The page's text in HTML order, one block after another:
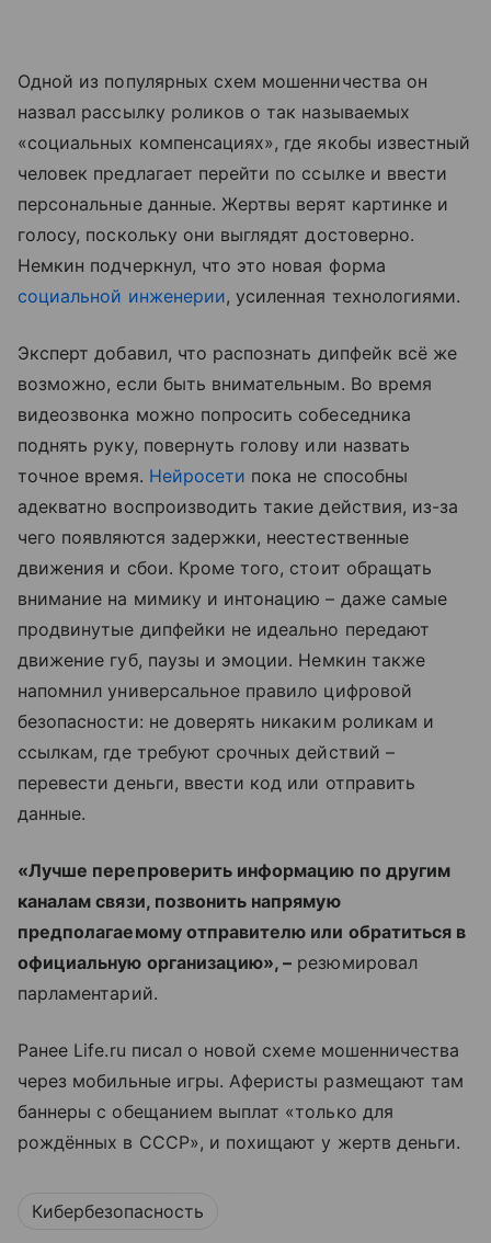
Одной из популярных схем мошенничества он
назвал рассылку роликов о так называемых
«социальных компенсациях», где якобы известный
человек предлагает перейти по ссылке и ввести
персональные данные. Жертвы верят картинке и
голосу, поскольку они выглядят достоверно.
Немкин подчеркнул, что это новая форма
социальной инженерии, усиленная технологиями.
Эксперт добавил, что распознать дипфейк всё же
возможно, если быть внимательным. Во время
видеозвонка можно попросить собеседника
поднять руку, повернуть голову или назвать
точное время. Нейросети пока не способны
адекватно воспроизводить такие действия, из-за
чего появляются задержки, неестественные
движения и сбои. Кроме того, стоит обращать
внимание на мимику и интонацию – даже самые
продвинутые дипфейки не идеально передают
движение губ, паузы и эмоции. Немкин также
напомнил универсальное правило цифровой
безопасности: не доверять никаким роликам и
ссылкам, где требуют срочных действий –
перевести деньги, ввести код или отправить
данные.
«Лучше перепроверить информацию по другим
каналам связи, позвонить напрямую
предполагаемому отправителю или обратиться в
официальную организацию», – резюмировал
парламентарий.
Ранее Life.ru писал о новой схеме мошенничества
через мобильные игры. Аферисты размещают там
баннеры с обещанием выплат «только для
рождённых в СССР», и похищают у жертв деньги.
Кибербезопасность